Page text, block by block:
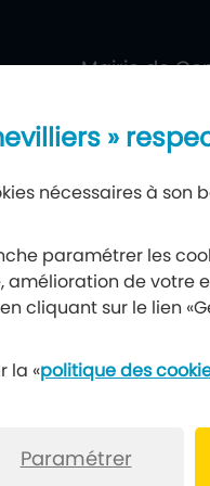
Mairie de
avenue Gabriel-
Recevez notre
»
nécessaires à son
paramétrer les
amélioration de votre
cliquant sur le lien
la «politique des
Paramétrer